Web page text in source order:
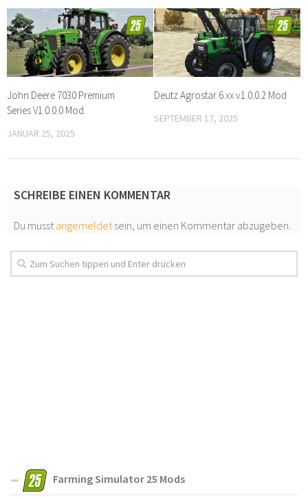
John Deere 7030 Premium
Series V1.0.0.0 Mod
JANUAR 25, 2025
Deutz Agrostar 6.xx v1.0.0.2 Mod
SEPTEMBER 17, 2025
SCHREIBE EINEN KOMMENTAR
Du musstangemeldetsein, um einen Kommentar abzugeben.
Farming Simulator 25 Mods